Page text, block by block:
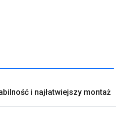
i najłatwiejszy montaż